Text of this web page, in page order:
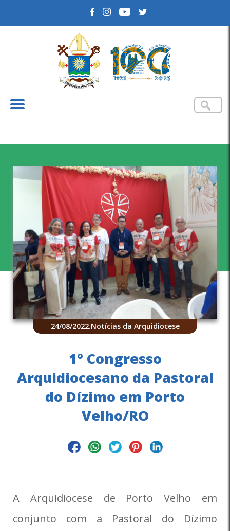
24/08/2022.Notícias da Arquidiocese
1° Congresso
Arquidiocesano da Pastoral
do Dízimo em Porto
Velho/RO
A Arquidiocese de Porto Velho em
conjunto com a Pastoral do Dízimo